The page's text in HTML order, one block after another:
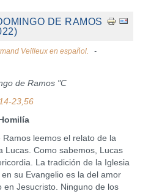
DE RAMOS
Veilleux en español.
de Ramos "C
23,56
Homilía
leemos el relato de la
Lucas. Como sabemos, Lucas
La tradición de la Iglesia
su Evangelio es la del amor
en Jesucristo. Ninguno de los